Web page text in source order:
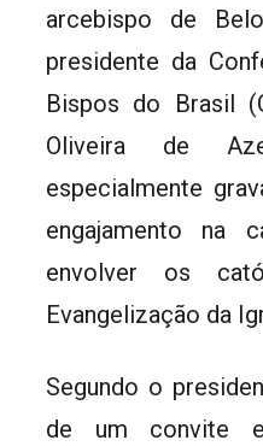
arcebispo de
presidente da
Bispos do Brasil
Oliveira de
especialmente
engajamento na
envolver os
Evangelização da
Segundo o
de um convite